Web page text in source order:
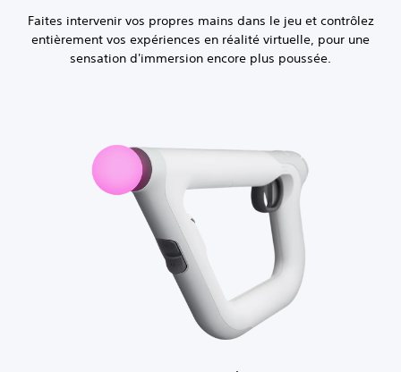
Faites intervenir vos propres mains dans le jeu et contrôlez
entièrement vos expériences en réalité virtuelle, pour une
sensation d'immersion encore plus poussée.